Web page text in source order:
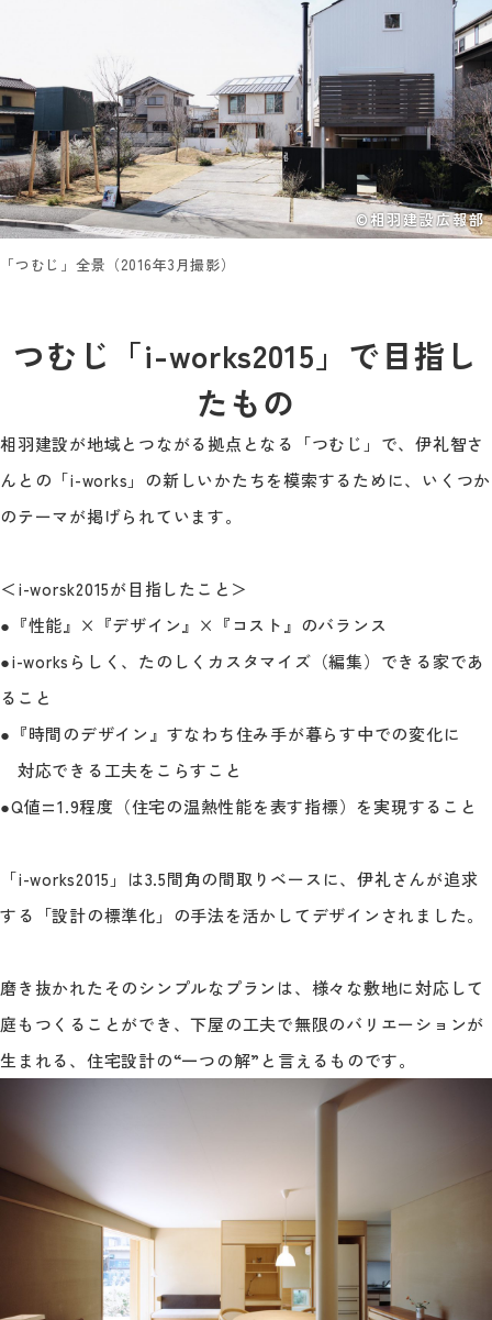
©相羽建設広報部
「つむじ」全景（2016年3月撮影）
つむじ「i-works2015」で目指し
たもの
相羽建設が地域とつながる拠点となる「つむじ」で、伊礼智さ
んとの「i-works」の新しいかたちを模索するために、いくつか
のテーマが掲げられています。
＜i-worsk2015が目指したこと＞
●『性能』×『デザイン』×『コスト』のバランス
●i-worksらしく、たのしくカスタマイズ（編集）できる家であ
ること
●『時間のデザイン』すなわち住み手が暮らす中での変化に
対応できる工夫をこらすこと
●Q値=1.9程度（住宅の温熱性能を表す指標）を実現すること
「i-works2015」は3.5間角の間取りベースに、伊礼さんが追求
する「設計の標準化」の手法を活かしてデザインされました。
磨き抜かれたそのシンプルなプランは、様々な敷地に対応して
庭もつくることができ、下屋の工夫で無限のバリエーションが
生まれる、住宅設計の“一つの解”と言えるものです。